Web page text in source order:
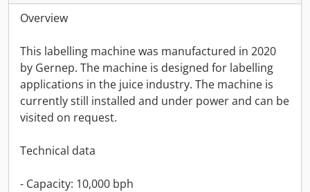
Overview
This labelling machine was manufactured in 2020
by Gernep. The machine is designed for labelling
applications in the juice industry. The machine is
currently still installed and under power and can be
visited on request.
Technical data
- Capacity: 10,000 bph